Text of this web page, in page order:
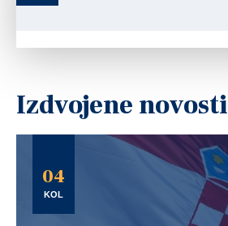
Izdvojene novosti
04
KOL